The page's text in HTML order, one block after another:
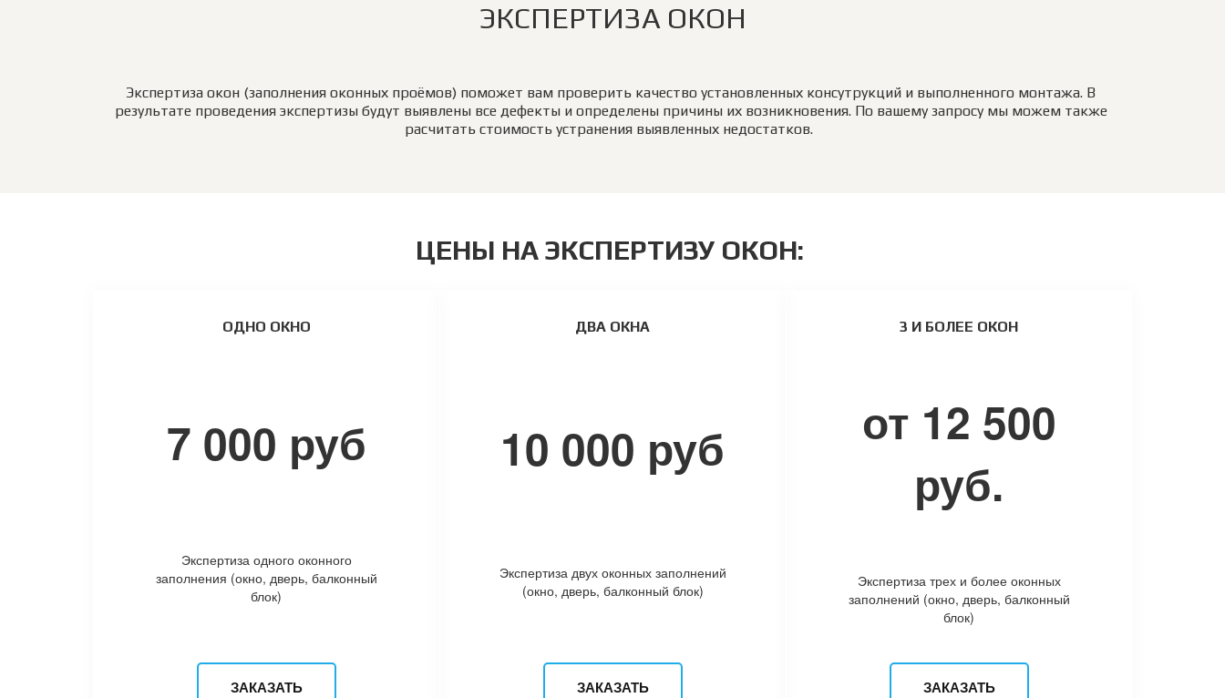
ЭКСПЕРТИЗА ОКОН
Экспертиза окон (заполнения оконных проёмов) поможет вам проверить качество установленных консутрукций и выполненного монтажа. В
результате проведения экспертизы будут выявлены все дефекты и определены причины их возникновения. По вашему запросу мы можем также
расчитать стоимость устранения выявленных недостатков.
ЦЕНЫ НА ЭКСПЕРТИЗУ ОКОН:
ОДНО ОКНО
7 000 руб
Экспертиза одного оконного
заполнения (окно, дверь, балконный
блок)
ЗАКАЗАТЬ
ДВА ОКНА
10 000 руб
Экспертиза двух оконных заполнений
(окно, дверь, балконный блок)
ЗАКАЗАТЬ
3 И БОЛЕЕ ОКОН
от 12 500
руб.
Экспертиза трех и более оконных
заполнений (окно, дверь, балконный
блок)
ЗАКАЗАТЬ